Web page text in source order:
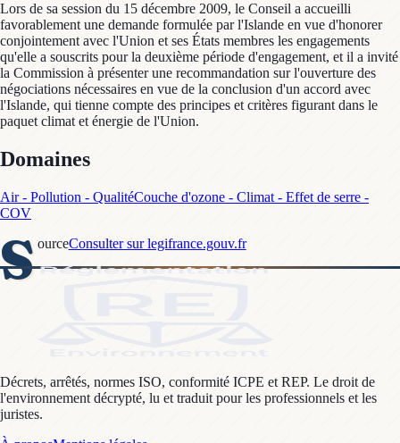
Lors de sa session du 15 décembre 2009, le Conseil a accueilli
favorablement une demande formulée par l'Islande en vue d'honorer
conjointement avec l'Union et ses États membres les engagements
qu'elle a souscrits pour la deuxième période d'engagement, et il a invité
la Commission à présenter une recommandation sur l'ouverture des
négociations nécessaires en vue de la conclusion d'un accord avec
l'Islande, qui tienne compte des principes et critères figurant dans le
paquet climat et énergie de l'Union.
Domaines
Air - Pollution - QualitéCouche d'ozone - Climat - Effet de serre -
COV
S ourceConsulter sur legifrance.gouv.fr
Décrets, arrêtés, normes ISO, conformité ICPE et REP. Le droit de
l'environnement décrypté, lu et traduit pour les professionnels et les
juristes.